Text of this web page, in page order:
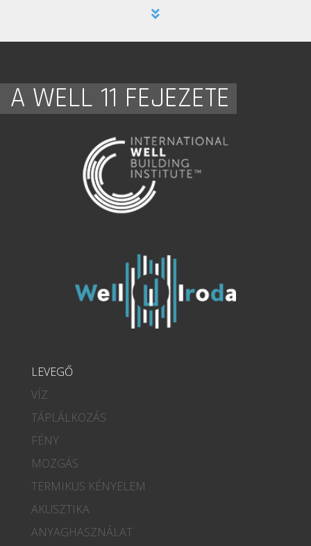
A WELL 11 FEJEZETE
LEVEGŐ
VÍZ
TÁPLÁLKOZÁS
FÉNY
MOZGÁS
TERMIKUS KÉNYELEM
AKUSZTIKA
ANYAGHASZNÁLAT